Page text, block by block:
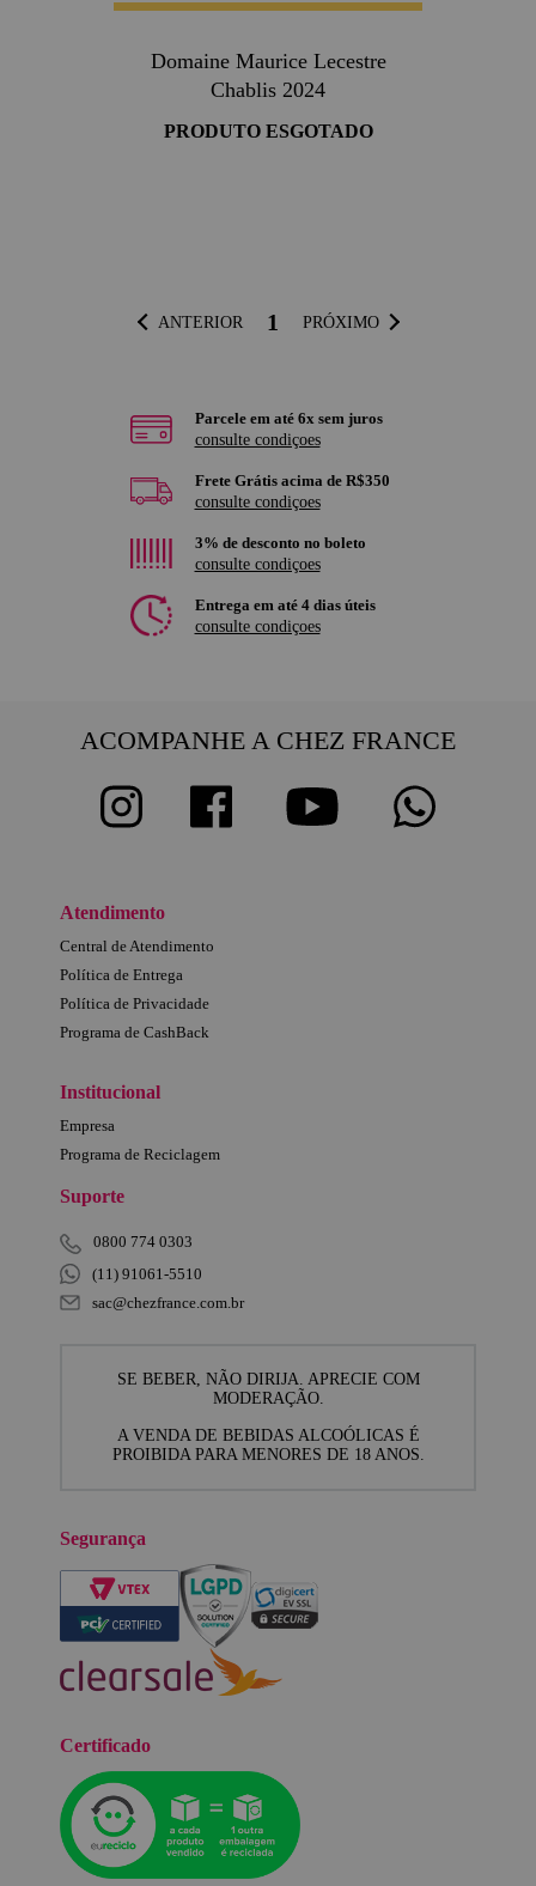
Domaine Maurice Lecestre
Chablis 2024
PRODUTO ESGOTADO
ANTERIOR 1 PRÓXIMO
Parcele em até 6x sem juros
consulte condiçoes
Frete Grátis acima de R$350
consulte condiçoes
3% de desconto no boleto
consulte condiçoes
Entrega em até 4 dias úteis
consulte condiçoes
ACOMPANHE A CHEZ FRANCE
Atendimento
Central de Atendimento
Política de Entrega
Política de Privacidade
Programa de CashBack
Institucional
Empresa
Programa de Reciclagem
Suporte
0800 774 0303
(11) 91061-5510
sac@chezfrance.com.br
SE BEBER, NÃO DIRIJA. APRECIE COM
MODERAÇÃO.
A VENDA DE BEBIDAS ALCOÓLICAS É
PROIBIDA PARA MENORES DE 18 ANOS.
Segurança
Certificado